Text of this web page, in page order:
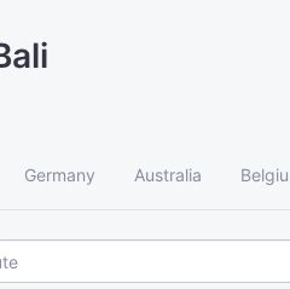
Germany Australia